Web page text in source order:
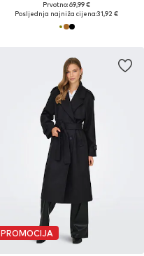
Prvotno: 69,99 €
Posljednja najniža cijena:31,92 €
PROMOCIJA